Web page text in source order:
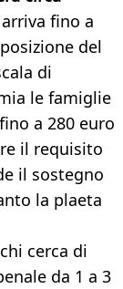
fino a
del
di
le famiglie
a 280 euro
il requisito
il sostegno
la plaeta
cerca di
da 1 a 3